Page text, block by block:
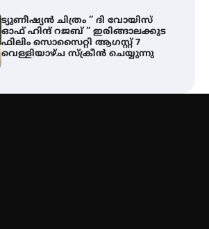
ട്യുണീഷ്യൻ ചിത്രം ” ദി വോയിസ്
ഓഫ് ഹിന്ദ് റജബ് ” ഇരിങ്ങാലക്കുട
ഫിലിം സൊസൈറ്റി ആഗസ്റ്റ് 7
വെള്ളിയാഴ്ച സ്‌ക്രീൻ ചെയ്യുന്നു